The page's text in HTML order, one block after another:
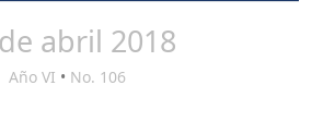
abril 2018
Año VI • No. 106